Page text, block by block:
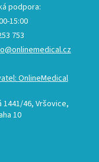
podpora:
15:00
753
OnlineMedical
1441/46, Vršovice,
10